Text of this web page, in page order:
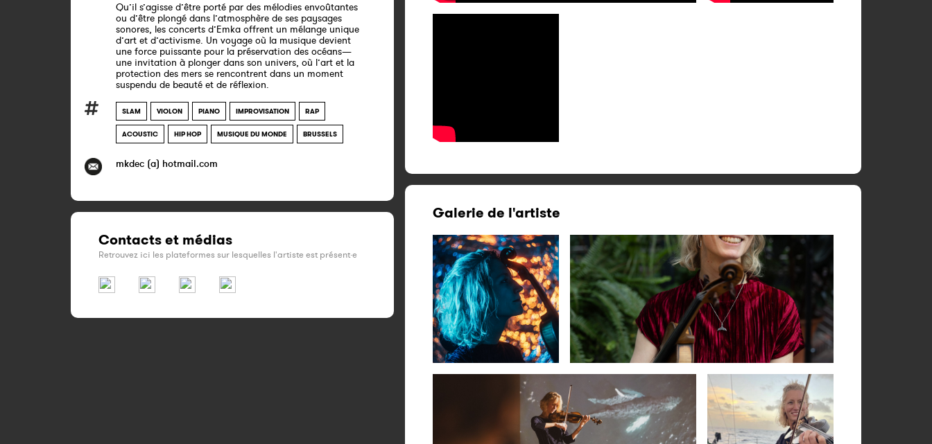
Qu’il s’agisse d’être porté par des mélodies envoûtantes
ou d’être plongé dans l’atmosphère de ses paysages
sonores, les concerts d’Emka offrent un mélange unique
d’art et d’activisme. Un voyage où la musique devient
une force puissante pour la préservation des océans—
une invitation à plonger dans son univers, où l’art et la
protection des mers se rencontrent dans un moment
suspendu de beauté et de réflexion.
SLAM VIOLON PIANO IMPROVISATION RAP
ACOUSTIC HIP HOP MUSIQUE DU MONDE BRUSSELS
mkdec (a) hotmail.com
Contacts et médias
Retrouvez ici les plateformes sur lesquelles l'artiste est présent·e
Galerie de l'artiste